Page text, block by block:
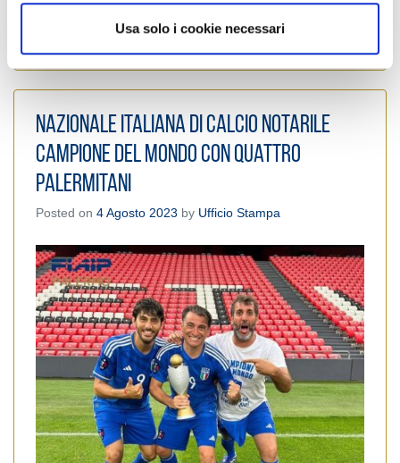
Usa solo i cookie necessari
Nazionale italiana di calcio notarile
campione del mondo con quattro
palermitani
Posted on 4 Agosto 2023 by Ufficio Stampa